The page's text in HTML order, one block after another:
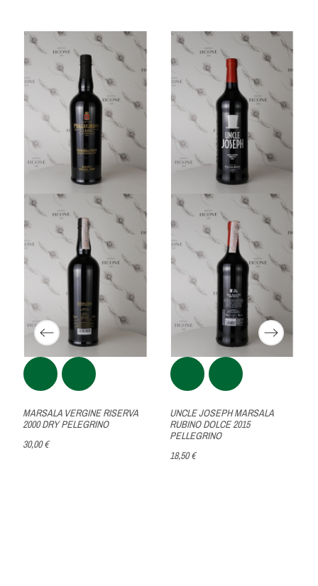
MARSALA VERGINE RISERVA
2000 DRY PELEGRINO
30,00 €
UNCLE JOSEPH MARSALA
RUBINO DOLCE 2015
PELLEGRINO
18,50 €